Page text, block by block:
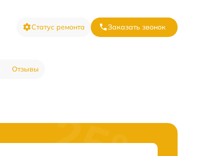
Статус ремонта Заказать звонок
Отзывы